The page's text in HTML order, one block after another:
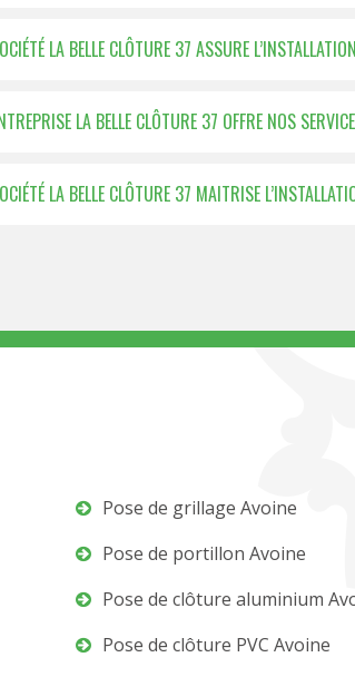
LA BELLE CLÔTURE 37 ASSURE
LA BELLE CLÔTURE 37 OFFRE NOS
LA BELLE CLÔTURE 37 MAITRISE
Pose de grillage Avoine
Pose de portillon Avoine
Pose de clôture aluminium
Pose de clôture PVC Avoine